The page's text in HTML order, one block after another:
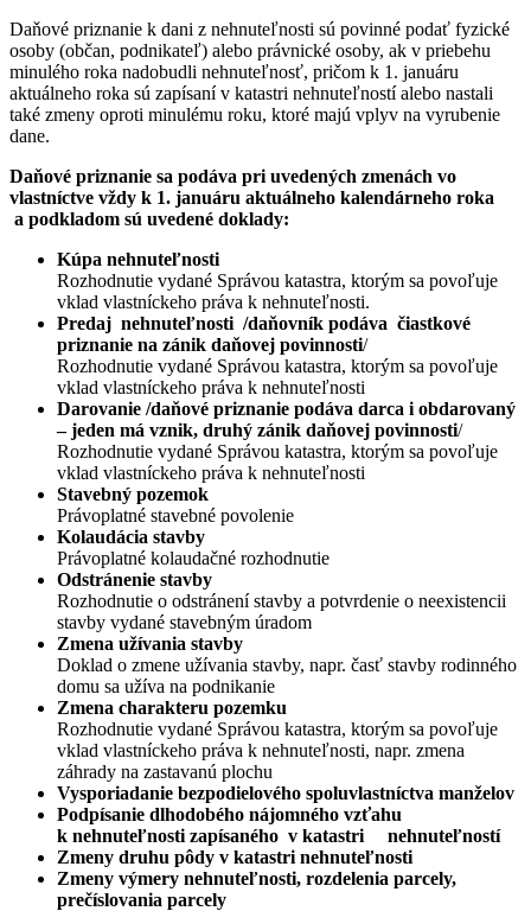
Daňové priznanie k dani z nehnuteľnosti sú povinné podať fyzické
osoby (občan, podnikateľ) alebo právnické osoby, ak v priebehu
minulého roka nadobudli nehnuteľnosť, pričom k 1. januáru
aktuálneho roka sú zapísaní v katastri nehnuteľností alebo nastali
také zmeny oproti minulému roku, ktoré majú vplyv na vyrubenie
dane.
Daňové priznanie sa podáva pri uvedených zmenách vo
vlastníctve vždy k 1. januáru aktuálneho kalendárneho roka
a podkladom sú uvedené doklady:
Kúpa nehnuteľnosti
Rozhodnutie vydané Správou katastra, ktorým sa povoľuje
vklad vlastníckeho práva k nehnuteľnosti.
Predaj nehnuteľnosti /daňovník podáva čiastkové
priznanie na zánik daňovej povinnosti/
Rozhodnutie vydané Správou katastra, ktorým sa povoľuje
vklad vlastníckeho práva k nehnuteľnosti
Darovanie /daňové priznanie podáva darca i obdarovaný
– jeden má vznik, druhý zánik daňovej povinnosti/
Rozhodnutie vydané Správou katastra, ktorým sa povoľuje
vklad vlastníckeho práva k nehnuteľnosti
Stavebný pozemok
Právoplatné stavebné povolenie
Kolaudácia stavby
Právoplatné kolaudačné rozhodnutie
Odstránenie stavby
Rozhodnutie o odstránení stavby a potvrdenie o neexistencii
stavby vydané stavebným úradom
Zmena užívania stavby
Doklad o zmene užívania stavby, napr. časť stavby rodinného
domu sa užíva na podnikanie
Zmena charakteru pozemku
Rozhodnutie vydané Správou katastra, ktorým sa povoľuje
vklad vlastníckeho práva k nehnuteľnosti, napr. zmena
záhrady na zastavanú plochu
Vysporiadanie bezpodielového spoluvlastníctva manželov
Podpísanie dlhodobého nájomného vzťahu
k nehnuteľnosti zapísaného v katastri nehnuteľností
Zmeny druhu pôdy v katastri nehnuteľnosti
Zmeny výmery nehnuteľnosti, rozdelenia parcely,
prečíslovania parcely